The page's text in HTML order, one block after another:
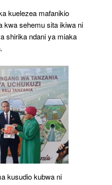
kuelezea mafanikio
kwa sehemu sita ikiwa ni
shirika ndani ya miaka
kusudio kubwa ni